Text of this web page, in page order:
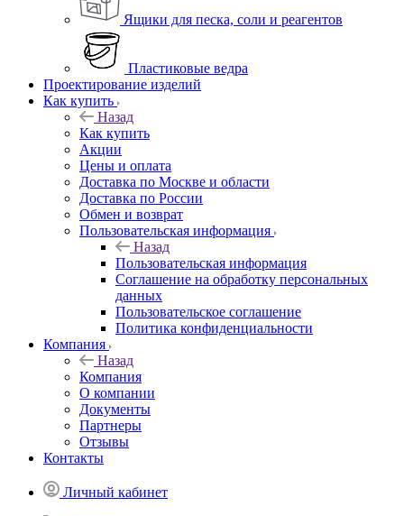
Ящики для песка, соли и реагентов
Пластиковые ведра
Проектирование изделий
Как купить
Назад
Как купить
Акции
Цены и оплата
Доставка по Москве и области
Доставка по России
Обмен и возврат
Пользовательская информация
Назад
Пользовательская информация
Соглашение на обработку персональных
данных
Пользовательское соглашение
Политика конфиденциальности
Компания
Назад
Компания
О компании
Документы
Партнеры
Отзывы
Контакты
Личный кабинет